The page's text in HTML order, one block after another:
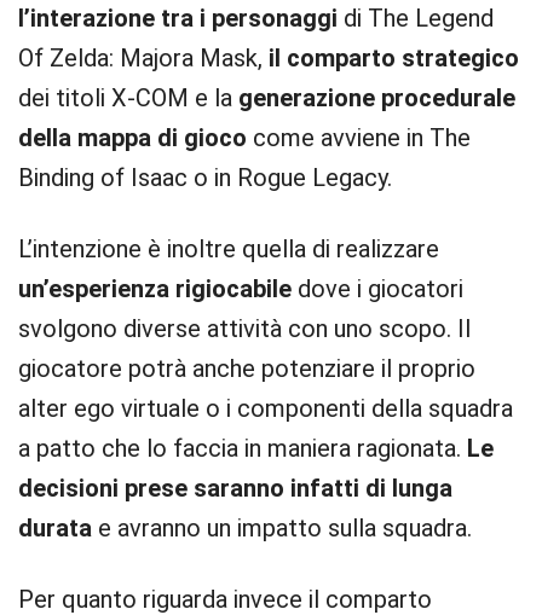
l’interazione tra i personaggi di The Legend
Of Zelda: Majora Mask, il comparto strategico
dei titoli X-COM e la generazione procedurale
della mappa di gioco come avviene in The
Binding of Isaac o in Rogue Legacy.
L’intenzione è inoltre quella di realizzare
un’esperienza rigiocabile dove i giocatori
svolgono diverse attività con uno scopo. Il
giocatore potrà anche potenziare il proprio
alter ego virtuale o i componenti della squadra
a patto che lo faccia in maniera ragionata. Le
decisioni prese saranno infatti di lunga
durata e avranno un impatto sulla squadra.
Per quanto riguarda invece il comparto